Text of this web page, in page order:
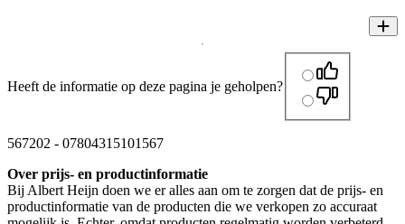
Heeft de informatie op deze pagina je geholpen?
567202 - 07804315101567
Over prijs- en productinformatie
Bij Albert Heijn doen we er alles aan om te zorgen dat de prijs- en
productinformatie van de producten die we verkopen zo accuraat